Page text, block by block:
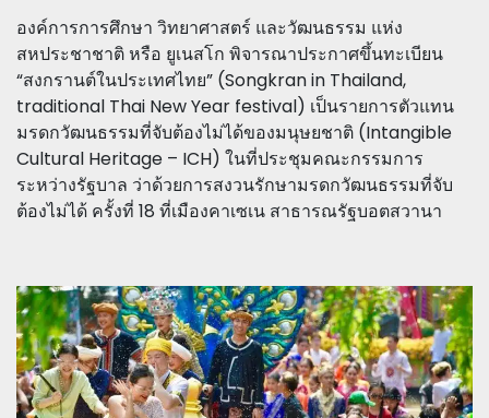
องค์การการศึกษา วิทยาศาสตร์ และวัฒนธรรม แห่ง
สหประชาชาติ หรือ ยูเนสโก พิจารณาประกาศขึ้นทะเบียน
“สงกรานต์ในประเทศไทย” (Songkran in Thailand,
traditional Thai New Year festival) เป็นรายการตัวแทน
มรดกวัฒนธรรมที่จับต้องไม่ได้ของมนุษยชาติ (Intangible
Cultural Heritage – ICH) ในที่ประชุมคณะกรรมการ
ระหว่างรัฐบาล ว่าด้วยการสงวนรักษามรดกวัฒนธรรมที่จับ
ต้องไม่ได้ ครั้งที่ 18 ที่เมืองคาเซเน สาธารณรัฐบอตสวานา